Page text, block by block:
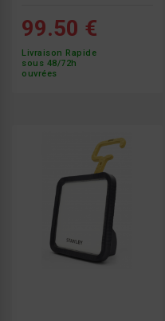
99.50 €
Livraison Rapide
sous 48/72h
ouvrées